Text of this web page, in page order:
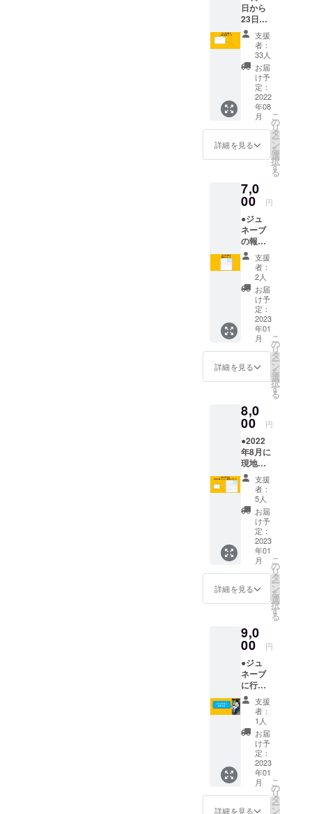
日から
23日ま
で、ブ
リー
フィン
グ参加
や国連
審査傍
聴を通
して感
じたこ
とを毎
日メー
ルで配
信。電
すユー
ザーか
ら見た
ジュ
ネーブ
のバリ
アフ
リー情
報も合
わせて
配信。
支援
者：
33人
お届
け予
定：
2022
年08
月
詳細を見る
こ
の
リ
タ
ー
ン
を
選
択
す
る
7,0
00 円
●ジュ
ネーブ
の報告
レポー
ト（A4
用紙5枚
程度、
写真含
む）を
作成
し、郵
送。ど
んな方
にとっ
ても分
かりや
ポート
になる
ように
努めま
す。
支援
者：
2人
お届
け予
定：
2023
年01
月
詳細を見る
こ
の
リ
タ
ー
ン
を
選
択
す
る
8,0
00 円
●2022
年8月に
現地速
報メー
ルを配
●2023
年1月に
報告レ
ポート
（A4用
紙5枚程
度、写
真含
む）を
郵送
支援
者：
5人
お届
け予
定：
2023
年01
月
詳細を見る
こ
の
リ
タ
ー
ン
を
選
択
す
る
9,0
00 円
●ジュ
ネーブ
に行っ
た報告
動画
（長さ
は30分
程度）
をネッ
ト上で
限定公
開し、
URLを
メール
支援
者：
1人
お届
け予
定：
2023
年01
月
詳細を見る
こ
の
リ
タ
ー
ン